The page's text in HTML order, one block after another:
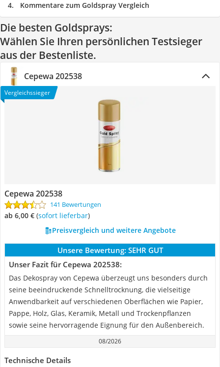
Kommentare zum Goldspray Vergleich
Die besten Goldsprays:
Wählen Sie Ihren persönlichen Testsieger
aus der Bestenliste.
Cepewa 202538
Vergleichssieger
Cepewa 202538
141 Bewertungen
ab 6,00 € ( Sofort lieferbar)
Preisvergleich und weitere Angebote
Unsere Bewertung: SEHR GUT
Unser Fazit für Cepewa 202538:
Das Dekospray von Cepewa überzeugt uns besonders durch
seine beeindruckende Schnelltrocknung, die vielseitige
Anwendbarkeit auf verschiedenen Oberflächen wie Papier,
Pappe, Holz, Glas, Keramik, Metall und Trockenpflanzen
sowie seine hervorragende Eignung für den Außenbereich.
08/2026
Technische Details